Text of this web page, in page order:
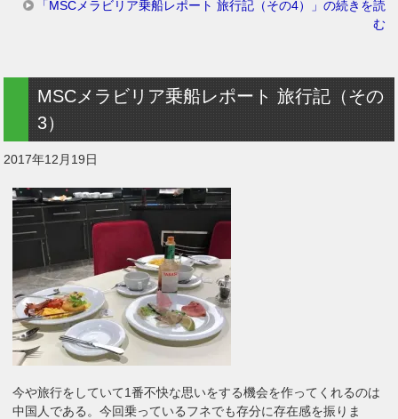
「MSCメラビリア乗船レポート 旅行記（その4）」の続きを読
む
MSCメラビリア乗船レポート 旅行記（その
3）
2017年12月19日
今や旅行をしていて1番不快な思いをする機会を作ってくれるのは
中国人である。今回乗っているフネでも存分に存在感を振りま